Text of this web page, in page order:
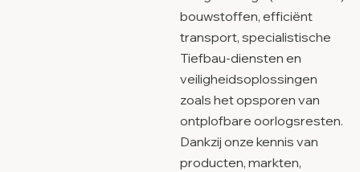
bouwstoffen, efficiënt
transport, specialistische
Tiefbau-diensten en
veiligheidsoplossingen
zoals het opsporen van
ontplofbare oorlogsresten.
Dankzij onze kennis van
producten, markten,